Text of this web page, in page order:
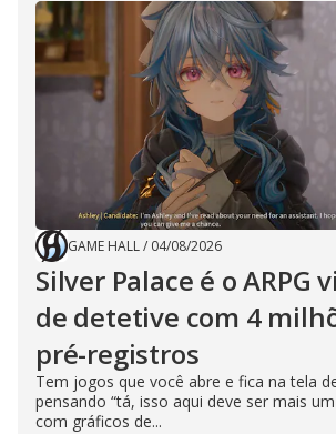
GAME HALL/ 04/08/2026
Silver Palace é o ARPG
de detetive com 4
pré-registros
Tem jogos que você abre e fica na tela
pensando “tá, isso aqui deve ser mais
com gráficos de...